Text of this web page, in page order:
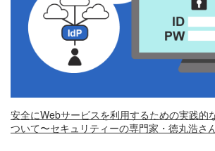
安全にWebサービスを利用するための実践的
ついて〜セキュリティーの専門家・徳丸浩さ